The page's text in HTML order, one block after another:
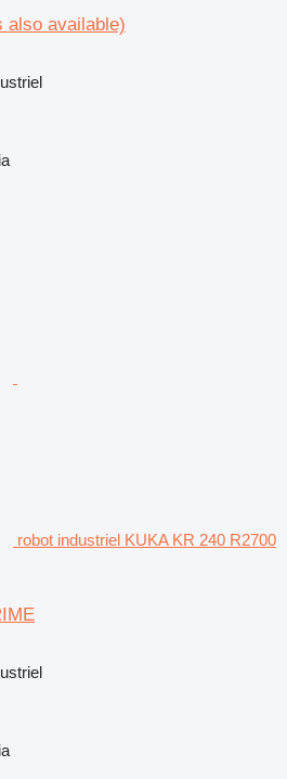
also available)
robot industriel KUKA KR 240 R2700